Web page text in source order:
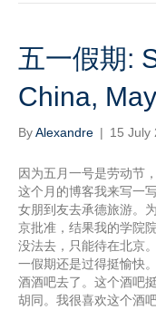
五一假期:
China,
ByAlexandre | 15 July
因为五月一号是劳动节
这个月的博客我来写一
女朋到友去承德旅游。
京批准，结果我的学院
没法去，只能待在北京
一假期还是过得挺愉快
酒酒吧去了。这个酒吧
胡同。我很喜欢这个酒